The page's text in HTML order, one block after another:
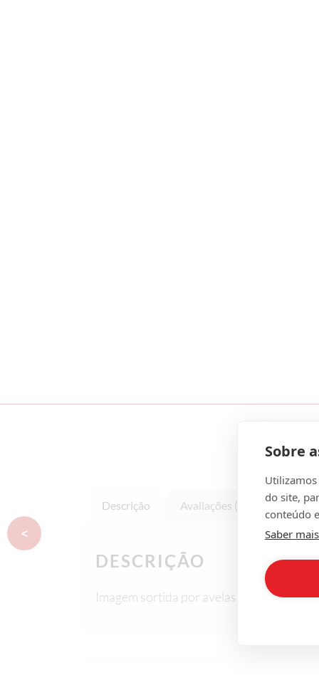
Sobre
do site,
conteúdo
Saber mais
Descrição Avaliações (0)
DESCRIÇÃO
Imagem sortida por avelas grandes
<